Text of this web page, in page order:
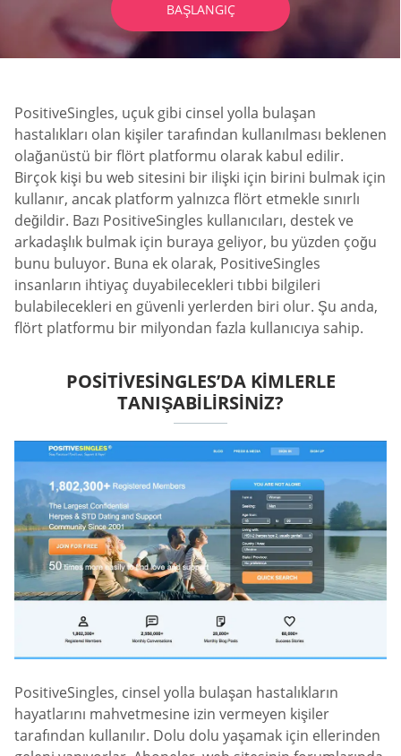
BAŞLANGIÇ
PositiveSingles, uçuk gibi cinsel yolla bulaşan
hastalıkları olan kişiler tarafından kullanılması beklenen
olağanüstü bir flört platformu olarak kabul edilir.
Birçok kişi bu web sitesini bir ilişki için birini bulmak için
kullanır, ancak platform yalnızca flört etmekle sınırlı
değildir. Bazı PositiveSingles kullanıcıları, destek ve
arkadaşlık bulmak için buraya geliyor, bu yüzden çoğu
bunu buluyor. Buna ek olarak, PositiveSingles
insanların ihtiyaç duyabilecekleri tıbbi bilgileri
bulabilecekleri en güvenli yerlerden biri olur. Şu anda,
flört platformu bir milyondan fazla kullanıcıya sahip.
POSITIVESINGLES’DA KIMLERLE
TANIŞABILIRSINIZ?
PositiveSingles, cinsel yolla bulaşan hastalıkların
hayatlarını mahvetmesine izin vermeyen kişiler
tarafından kullanılır. Dolu dolu yaşamak için ellerinden